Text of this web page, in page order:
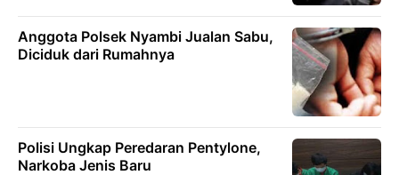
Anggota Polsek Nyambi Jualan Sabu,
Diciduk dari Rumahnya
Polisi Ungkap Peredaran Pentylone,
Narkoba Jenis Baru